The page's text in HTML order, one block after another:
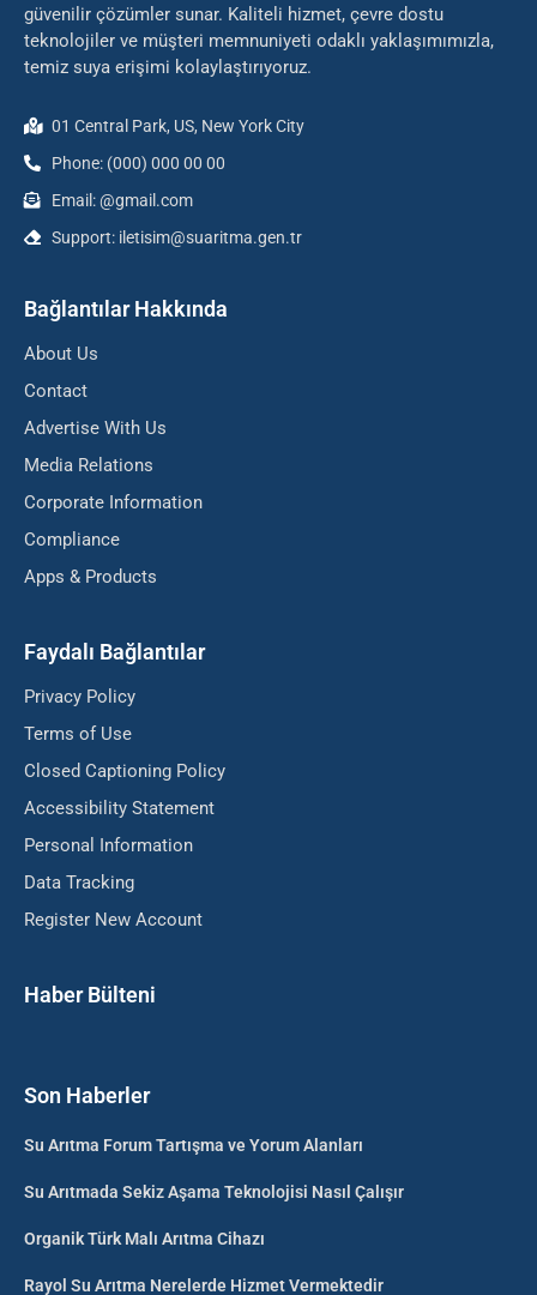
güvenilir çözümler sunar. Kaliteli hizmet, çevre dostu
teknolojiler ve müşteri memnuniyeti odaklı yaklaşımımızla,
temiz suya erişimi kolaylaştırıyoruz.
01 Central Park, US, New York City
Phone: (000) 000 00 00
Email: @gmail.com
Support: iletisim@suaritma.gen.tr
Bağlantılar Hakkında
About Us
Contact
Advertise With Us
Media Relations
Corporate Information
Compliance
Apps & Products
Faydalı Bağlantılar
Privacy Policy
Terms of Use
Closed Captioning Policy
Accessibility Statement
Personal Information
Data Tracking
Register New Account
Haber Bülteni
Son Haberler
Su Arıtma Forum Tartışma ve Yorum Alanları
Su Arıtmada Sekiz Aşama Teknolojisi Nasıl Çalışır
Organik Türk Malı Arıtma Cihazı
Rayol Su Arıtma Nerelerde Hizmet Vermektedir